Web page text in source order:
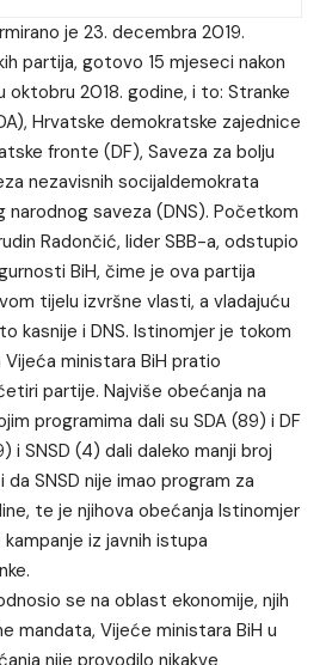
je 23. decembra 2019.
partija, gotovo 15 mjeseci nakon
oktobru 2018. godine, i to: Stranke
Hrvatske demokratske zajednice
fronte (DF), Saveza za bolju
nezavisnih socijaldemokrata
narodnog saveza (DNS). Početkom
Radončić, lider SBB-a, odstupio
BiH, čime je ova partija
tijelu izvršne vlasti, a vladajuću
kasnije i DNS. Istinomjer je tokom
ministara BiH pratio
partije. Najviše obećanja na
programima dali su SDA (89) i DF
i SNSD (4) dali daleko manji broj
SNSD nije imao program za
te je njihova obećanja Istinomjer
iz javnih istupa
se na oblast ekonomije, njih
mandata, Vijeće ministara BiH u